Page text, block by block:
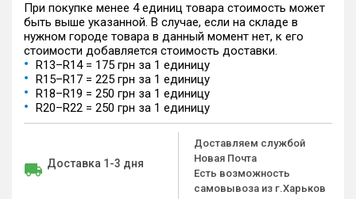
При покупке менее 4 единиц товара стоимость может
быть выше указанной. В случае, если на складе в
нужном городе товара в данный момент нет, к его
стоимости добавляется стоимость доставки.
R13–R14 = 175 грн за 1 единицу
R15–R17 = 225 грн за 1 единицу
R18–R19 = 250 грн за 1 единицу
R20–R22 = 250 грн за 1 единицу
Доставка 1-3 дня
Доставляем службой
Новая Почта
Есть возможность
самовывоза из г.Харьков